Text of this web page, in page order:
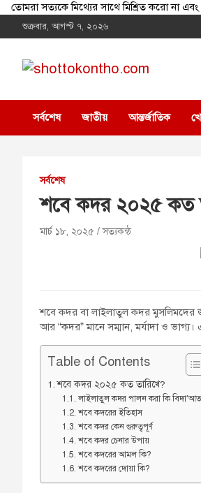
তোমরা সত্যকে মিথ্যের সাথে মিশ্রিত করো
to
শুক্রবার, আগস্ট ৭, ২০২৬
সর্বশেষ জাতীয় আন্তর্জাতিক
সর্বশেষ
শবে কদর ২০২৫ কত
মার্চ ১৮, ২০২৫ সত্যকন্ঠ
শবে কদর বা লাইলাতুল কদর মুসলিমদের
আর “কদর” মানে সম্মান, মর্যাদা ও
Table of Contents
শবে কদর ২০২৫ কত তারিখে?
লাইলাতুল কদর পালন করা কি
শবে কদরের ইতিহাস
শবে কদর কেন গুরুত্বপূর্ণ
শবে কদর চেনার উপায়
শবে কদরের আমল কি?
শবে কদরের দোয়া কি?